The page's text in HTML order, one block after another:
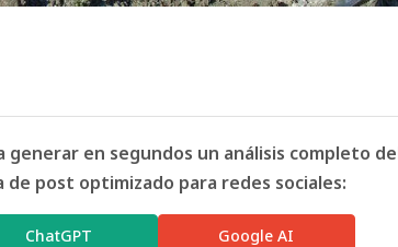
en segundos un análisis completo
post optimizado para redes sociales:
ChatGPT Google AI